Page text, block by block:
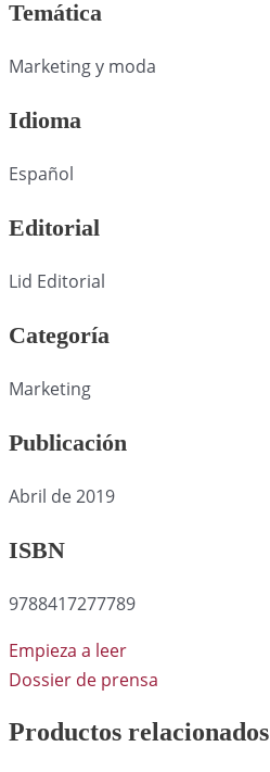
Temática
Marketing y moda
Idioma
Español
Editorial
Lid Editorial
Categoría
Marketing
Publicación
Abril de 2019
ISBN
9788417277789
Empieza a leer
Dossier de prensa
Productos relacionados